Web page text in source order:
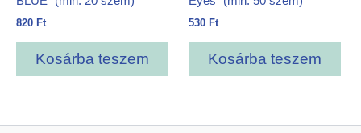
820 Ft
Kosárba teszem
530 Ft
Kosárba teszem